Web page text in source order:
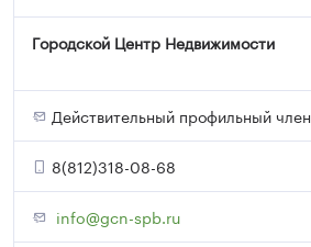
Городской Центр Недвижимости
Действительный профильный член
8(812)318-08-68
info@gcn-spb.ru